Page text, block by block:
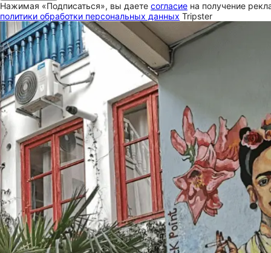
Нажимая «Подписаться», вы даете согласие на получение
политики обработки персональных данных Tripster